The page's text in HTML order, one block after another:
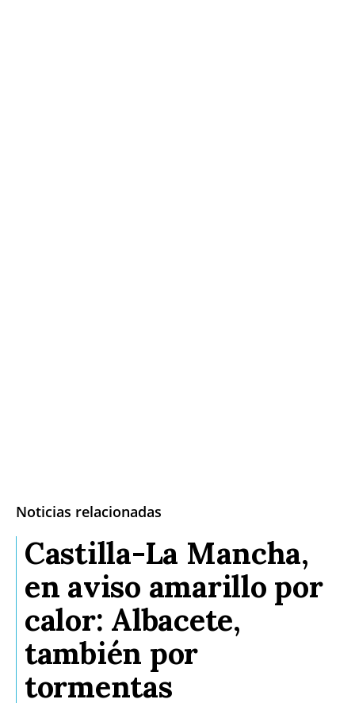
Noticias relacionadas
Castilla-La Mancha,
en aviso amarillo por
calor: Albacete,
también por
tormentas